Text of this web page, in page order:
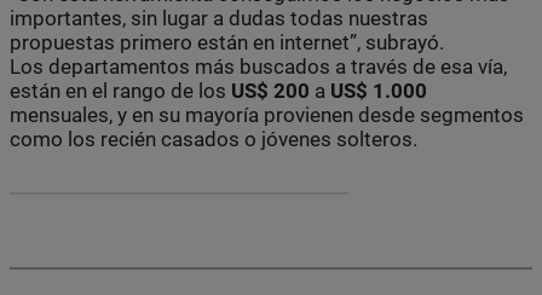
importantes, sin lugar a dudas todas nuestras
propuestas primero están en internet”, subrayó.
Los departamentos más buscados a través de esa vía,
están en el rango de los US$ 200 a US$ 1.000
mensuales, y en su mayoría provienen desde segmentos
como los recién casados o jóvenes solteros.